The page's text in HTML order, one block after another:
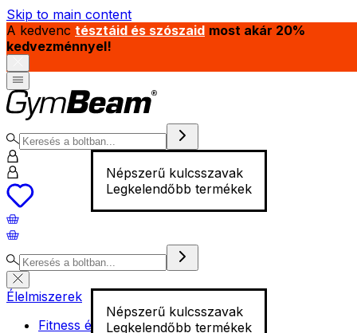
Skip to main content
A kedvenc tésztáid és szószaid most akár 20%
kedvezménnyel!
Népszerű kulcsszavak
Legkelendőbb termékek
Népszerű kulcsszavak
Legkelendőbb termékek
Élelmiszerek
Fitness élelmiszer